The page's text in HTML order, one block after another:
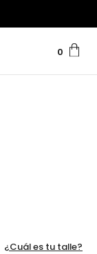
0
¿Cuál es tu talle?